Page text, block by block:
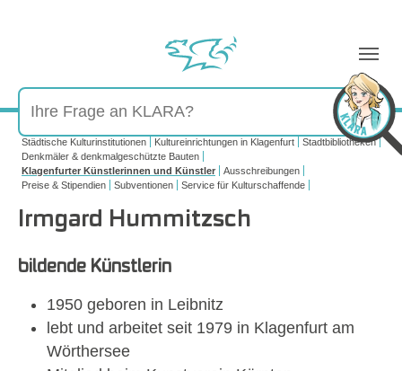
Sie sind hier:
Städtische Kulturinstitutionen Kultureinrichtungen in Klagenfurt
Stadtbibliotheken
Denkmäler & denkmalgeschützte Bauten
Klagenfurter Künstlerinnen und Künstler
Ausschreibungen
Preise & Stipendien
Subventionen Service für Kulturschaffende
Irmgard Hummitzsch
Show larger version
bildende Künstlerin
1950 geboren in Leibnitz
lebt und arbeitet seit 1979 in Klagenfurt am
Wörthersee